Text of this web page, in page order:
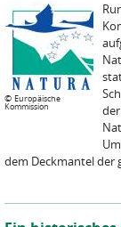
© Europäische
Kommission
dem Deckmantel der